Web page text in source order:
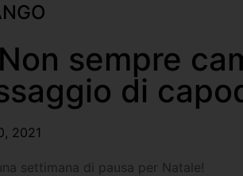
sempre
di
2021
settimana di pausa per Natale!